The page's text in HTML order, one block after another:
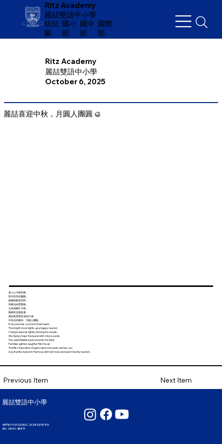
Ritz Academy
麗喆雙語中小學
幼兒
園
​國小
部
國中
部
國際
部
Ritz Academy
麗喆雙語中小學
October 6, 2025
麗喆喜迎中秋，月圓人團圓 🥮
每人心中都有圓，
明月照亮好團圓。
嫦娥輕舞落雲間，
吳剛伐桂聲聲脆。
玉兔搗藥忙不眠，
闔家歡笑樂無邊。
麗喆教育體系 敬祝大家
中秋佳節愉快、月圓人團圓。
Everyone has a circle in their heart,
The bright moon lights up a happy reunion.
Chang’e dances lightly among the clouds,
Wu Gang chops the laurel with crisp sounds.
The Jade Rabbit busily pounds the elixir,
Families gather, laughter fills the air.
The Ritz Education Organization sincerely wishes you
A joyful Mid-Autumn Festival, with full moon and warm family reunion.
Previous Item Next Item
麗喆雙語中小學
407臺中市西屯區國安二路242巷199號
04 - 2461 - 3099